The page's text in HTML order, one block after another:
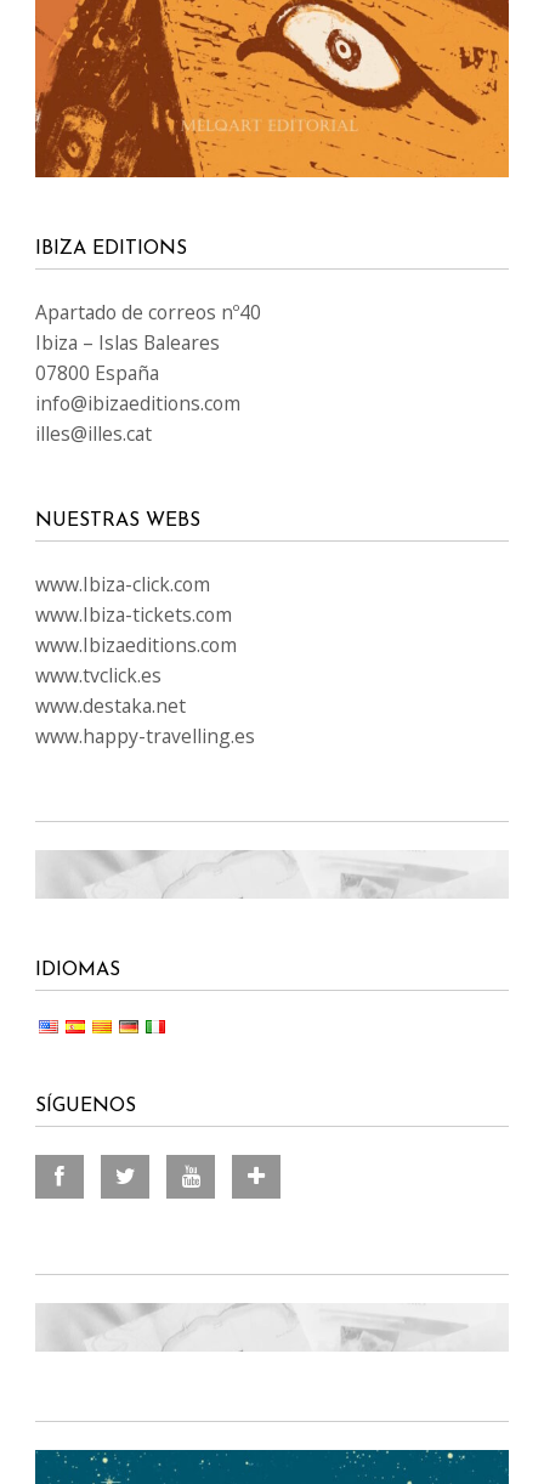
IBIZA EDITIONS
Apartado de correos nº40
Ibiza – Islas Baleares
07800 España
info@ibizaeditions.com
illes@illes.cat
NUESTRAS WEBS
www.Ibiza-click.com
www.Ibiza-tickets.com
www.Ibizaeditions.com
www.tvclick.es
www.destaka.net
www.happy-travelling.es
IDIOMAS
SÍGUENOS